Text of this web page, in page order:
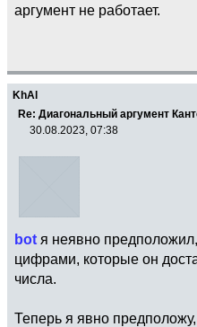
аргумент не работает.
KhAl
Re: Диагональный аргумент
30.08.2023, 07:38
bot я неявно
цифрами, которые он
числа.
Теперь я явно